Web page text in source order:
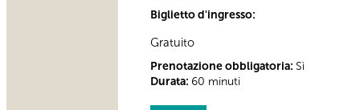
Biglietto d'ingresso:
Gratuito
Prenotazione obbligatoria: Sì
Durata: 60 minuti